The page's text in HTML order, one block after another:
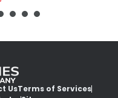
UsTerms of Services